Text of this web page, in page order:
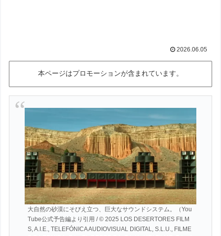
2026.06.05
本ページはプロモーションが含まれています。
大自然の砂漠にそびえ立つ、巨大なサウンドシステム。（You
Tube公式予告編より引用 / © 2025 LOS DESERTORES FILM
S, A.I.E., TELEFÓNICA AUDIOVISUAL DIGITAL, S.L.U., FILME